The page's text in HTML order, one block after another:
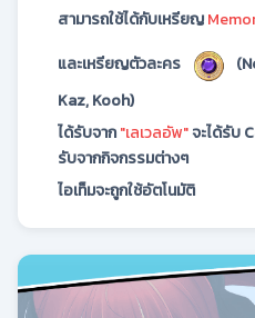
สามารถใช้ได้กับเหรียญ
และเหรียญตัวละคร
Kaz, Kooh)
ได้รับจาก"เลเวลอัพ"จะได้รับ
รับจากกิจกรรมต่างๆ
ไอเท็มจะถูกใช้อัตโนมัติ